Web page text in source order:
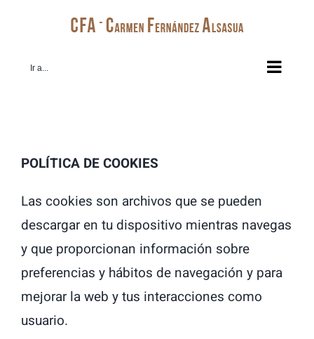
Ir a...
POLÍTICA DE COOKIES
Las cookies son archivos que se pueden
descargar en tu dispositivo mientras navegas
y que proporcionan información sobre
preferencias y hábitos de navegación y para
mejorar la web y tus interacciones como
usuario.